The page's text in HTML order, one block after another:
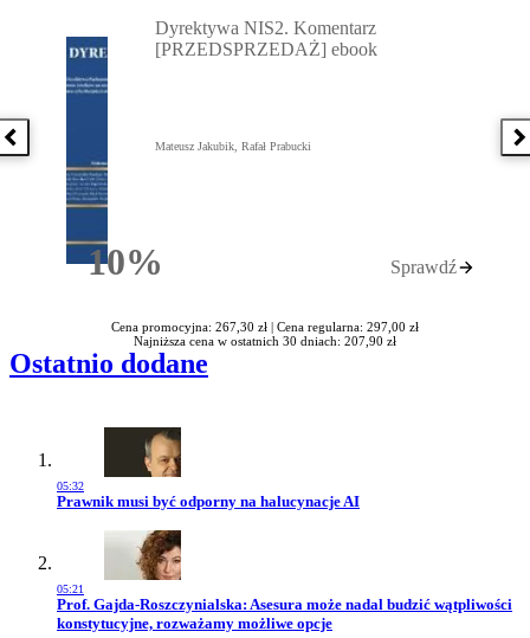
Poprzednia książka
10%Rabatu
Dyrektywa NIS2. Komentarz
[PRZEDSPRZEDAŻ] ebook
Mateusz Jakubik, Rafał Prabucki
Sprawdź
Cena promocyjna: 267,30 zł | Cena regularna: 297,00 zł
Najniższa cena w ostatnich 30 dniach: 207,90 zł
Ostatnio dodane
05:32
Przejdź do artykułu:
Prawnik musi być odporny na halucynacje AI
05:21
Przejdź do artykułu:
Prof. Gajda-Roszczynialska: Asesura może nadal budzić wątpliwości
konstytucyjne, rozważamy możliwe opcje